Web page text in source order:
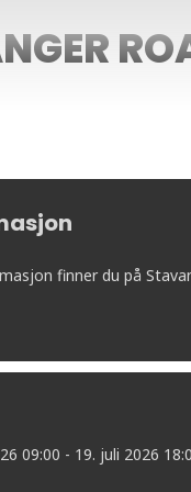
finner du på
09:00 - 19. juli 2026